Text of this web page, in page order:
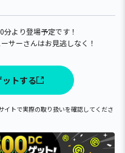
より登場予定です！
サーさんはお見逃しなく！
トする
トで実際の取り扱いを確認してくださ